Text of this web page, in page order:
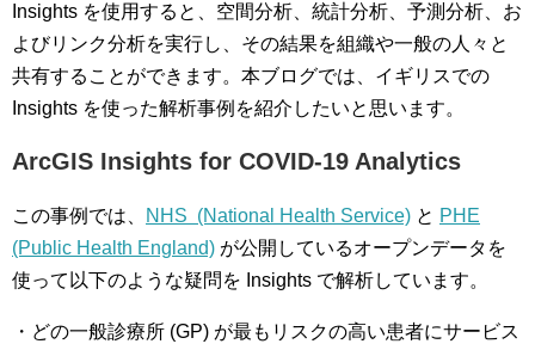
Insights を使用すると、空間分析、統計分析、予測分析、お
よびリンク分析を実行し、その結果を組織や一般の人々と
共有することができます。本ブログでは、イギリスでの
Insights を使った解析事例を紹介したいと思います。
ArcGIS Insights for COVID-19 Analytics
この事例では、 NHS (National Health Service) と PHE
(Public Health England) が公開しているオープンデータを
使って以下のような疑問を Insights で解析しています。
・どの一般診療所 (GP) が最もリスクの高い患者にサービス